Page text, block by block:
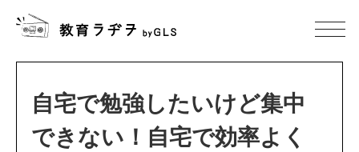
自宅で勉強したいけど集中
できない！自宅で効率よく